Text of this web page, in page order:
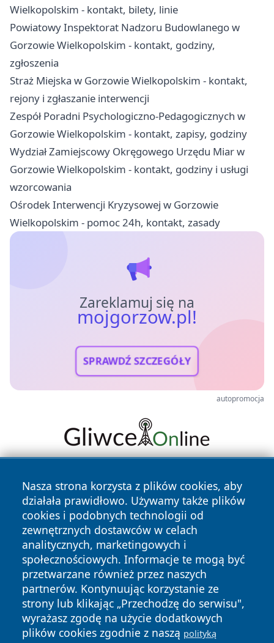
Wielkopolskim - kontakt, bilety, linie
Powiatowy Inspektorat Nadzoru Budowlanego w
Gorzowie Wielkopolskim - kontakt, godziny,
zgłoszenia
Straż Miejska w Gorzowie Wielkopolskim - kontakt,
rejony i zgłaszanie interwencji
Zespół Poradni Psychologiczno-Pedagogicznych w
Gorzowie Wielkopolskim - kontakt, zapisy, godziny
Wydział Zamiejscowy Okręgowego Urzędu Miar w
Gorzowie Wielkopolskim - kontakt, godziny i usługi
wzorcowania
Ośrodek Interwencji Kryzysowej w Gorzowie
Wielkopolskim - pomoc 24h, kontakt, zasady
Zareklamuj się na
mojgorzow.pl!
SPRAWDŹ SZCZEGÓŁY
autopromocja
Nasza strona korzysta z plików cookies, aby
działała prawidłowo. Używamy także plików
cookies i podobnych technologii od
zewnętrznych dostawców w celach
analitycznych, marketingowych i
społecznościowych. Informacje te mogą być
przetwarzane również przez naszych
partnerów. Kontynuując korzystanie ze
strony lub klikając „Przechodzę do serwisu",
wyrażasz zgodę na użycie dodatkowych
plików cookies zgodnie z naszą polityką
Copyright © 2026 mojgorzow.pl Wszystkie prawa zastrzeżone.
News Autorzy
Polityka
Prywatności
Polityka
Cookies